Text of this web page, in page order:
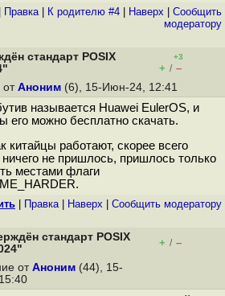
Правка| К родителю #4 Наверх
Cообщить
модератору
стандарт POSIX
+3
+ / –
Аноним (6), 15-Июн-24, 12:41
называется Huawei EulerOS, и
его можно бесплатно скачать.
китайцы работают, скорее всего
ничего не пришлось, пришлось только
местами флаги
Правка| Наверх Cообщить модератору
стандарт POSIX
+ / –
от Аноним (44), 15-